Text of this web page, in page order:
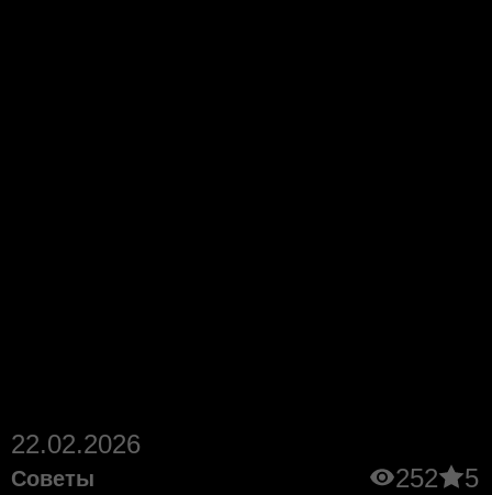
22.02.2026
Советы 252 5